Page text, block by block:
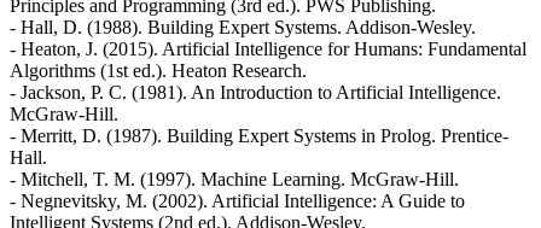
Principles and Programming (3rd ed.). PWS Publishing.
- Hall, D. (1988). Building Expert Systems. Addison-Wesley.
- Heaton, J. (2015). Artificial Intelligence for Humans: Fundamental
Algorithms (1st ed.). Heaton Research.
- Jackson, P. C. (1981). An Introduction to Artificial Intelligence.
McGraw-Hill.
- Merritt, D. (1987). Building Expert Systems in Prolog. Prentice-
Hall.
- Mitchell, T. M. (1997). Machine Learning. McGraw-Hill.
- Negnevitsky, M. (2002). Artificial Intelligence: A Guide to
Intelligent Systems (2nd ed.). Addison-Wesley.